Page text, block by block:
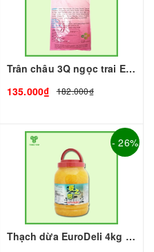
Trân châu 3Q ngọc trai Eurodeli I Nguyên Liệu Pha Chế - Tobee Food
135.000₫
182.000₫
- 26%
Thạch dừa EuroDeli 4kg I Nguyên Liệu Pha Chế - Tobee Food